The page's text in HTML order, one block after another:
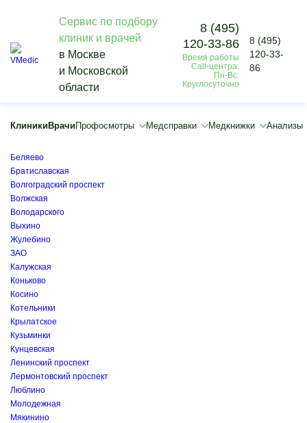
Сервис по подбору
клиник и врачей
в Москве
и Московской
области
8 (495)
120-33-86
Время работы
Call-центра:
Пн-Вс:
Круглосуточно
8 (495)
120-33-
86
Клиники Врачи Профосмотры Медсправки Медкнижки Анализы
Vmedic
Врачи
Гастроэнтеролог
Володарского
Академическая
Беляево
Братиславская
Волгоградский проспект
Волжская
Володарского
Выхино
Жулебино
ЗАО
Калужская
Коньково
Косино
Котельники
Крылатское
Кузьминки
Кунцевская
Ленинский проспект
Лермонтовский проспект
Люблино
Молодежная
Мякинино